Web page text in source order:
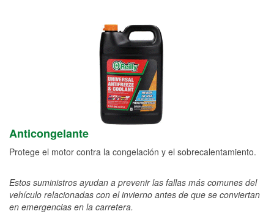
Anticongelante
Protege el motor contra la congelación y el sobrecalentamiento.
Estos suministros ayudan a prevenir las fallas más comunes del
vehículo relacionadas con el invierno antes de que se conviertan
en emergencias en la carretera.